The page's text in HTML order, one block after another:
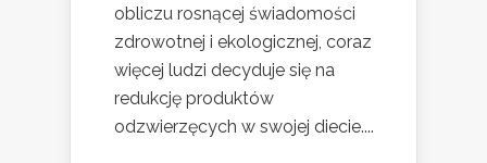
obliczu rosnącej świadomości
zdrowotnej i ekologicznej, coraz
więcej ludzi decyduje się na
redukcję produktów
odzwierzęcych w swojej diecie....